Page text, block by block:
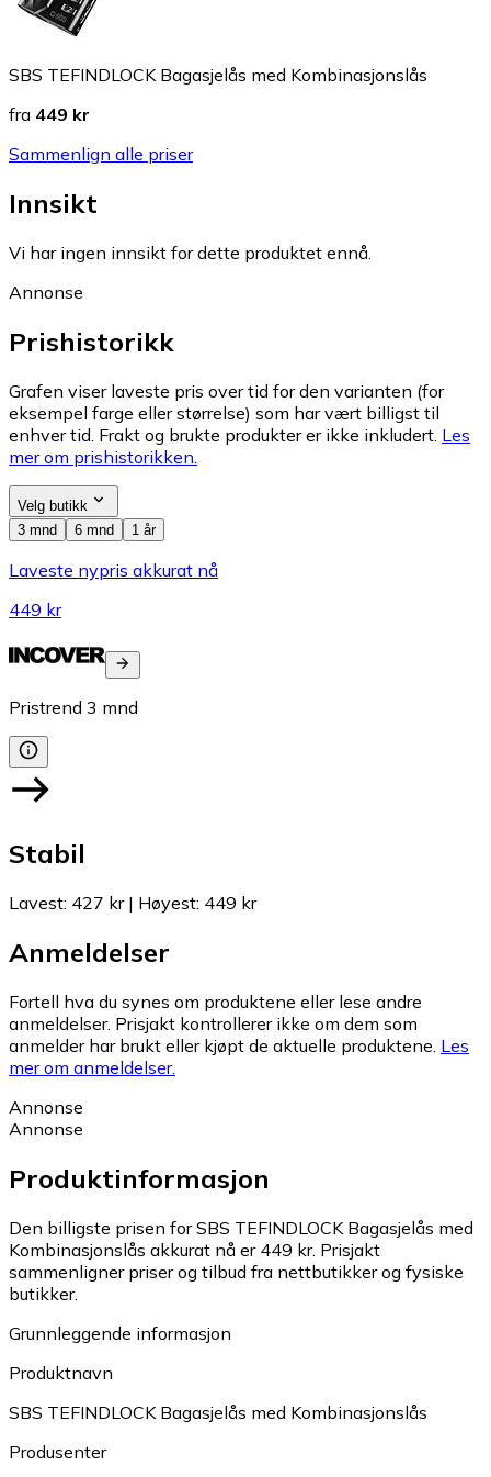
SBS TEFINDLOCK Bagasjelås med Kombinasjonslås
fra 449 kr
Sammenlign alle priser
Innsikt
Vi har ingen innsikt for dette produktet ennå.
Annonse
Prishistorikk
Grafen viser laveste pris over tid for den varianten (for
eksempel farge eller størrelse) som har vært billigst til
enhver tid. Frakt og brukte produkter er ikke inkludert. Les
mer om prishistorikken.
Velg butikk
3 mnd
6 mnd 1 år
Laveste nypris akkurat nå
449 kr
Pristrend 3 mnd
Stabil
Lavest: 427 kr| Høyest: 449 kr
Anmeldelser
Fortell hva du synes om produktene eller lese andre
anmeldelser. Prisjakt kontrollerer ikke om dem som
anmelder har brukt eller kjøpt de aktuelle produktene. Les
mer om anmeldelser.
Annonse
Annonse
Produktinformasjon
Den billigste prisen for SBS TEFINDLOCK Bagasjelås med
Kombinasjonslås akkurat nå er 449 kr. Prisjakt
sammenligner priser og tilbud fra nettbutikker og fysiske
butikker.
Grunnleggende informasjon
Produktnavn
SBS TEFINDLOCK Bagasjelås med Kombinasjonslås
Produsenter